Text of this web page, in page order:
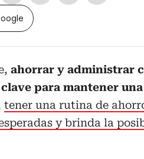
ahorrar y administrar
para mantener
tener una rutina de
y brinda la